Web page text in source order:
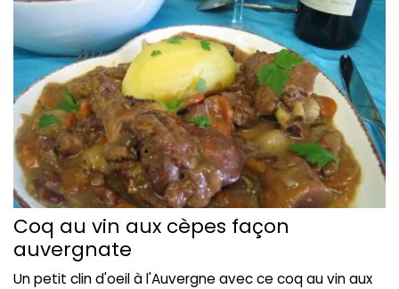
Coq au vin aux cèpes façon
auvergnate
Un petit clin d'oeil à l'Auvergne avec ce coq au vin aux